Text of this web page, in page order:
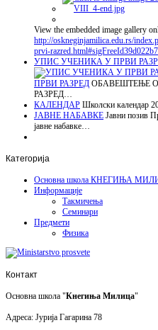
View the embedded image gallery
http://oskneginjamilica.edu.rs/
prvi-
УПИС УЧЕНИКА У ПРВИ
ПРВИ РАЗРЕД ОБАВЕШТЕЊЕ
РАЗРЕД…
КАЛЕНДАР Школски календар
ЈАВНЕ НАБАВКЕ Јавни позив
јавне набавке…
Категорија
Основна школа КНЕГИЊА
Информације
Такмичења
Семинари
Предмети
Физика
Контакт
Основна школа "Кнегиња Милица"
Адреса: Јурија Гагарина 78